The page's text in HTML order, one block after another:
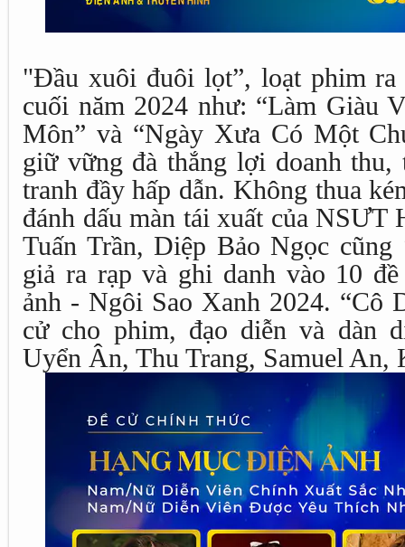
"Đầu xuôi đuôi lọt”, loạt phim ra
cuối năm 2024 như: “Làm Giàu
Môn” và “Ngày Xưa Có Một
giữ vững đà thắng lợi doanh thu,
tranh đầy hấp dẫn. Không thua
đánh dấu màn tái xuất của NSƯT
Tuấn Trần, Diệp Bảo Ngọc cũng
giả ra rạp và ghi danh vào 10
ảnh - Ngôi Sao Xanh 2024. “Cô
cử cho phim, đạo diễn và dàn
Uyển Ân, Thu Trang, Samuel An,